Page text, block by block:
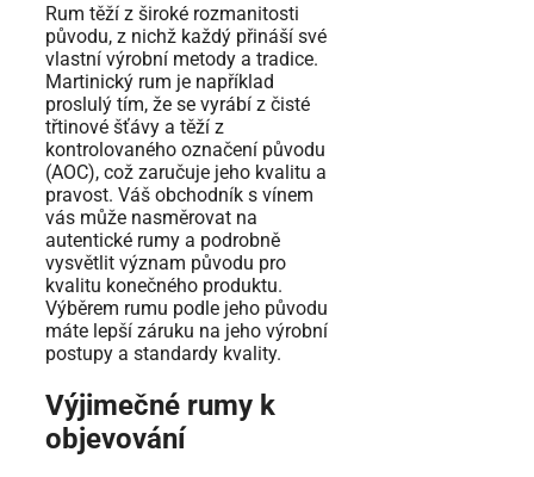
Rum těží z široké rozmanitosti
původu, z nichž každý přináší své
vlastní výrobní metody a tradice.
Martinický rum je například
proslulý tím, že se vyrábí z čisté
třtinové šťávy a těží z
kontrolovaného označení původu
(AOC), což zaručuje jeho kvalitu a
pravost. Váš obchodník s vínem
vás může nasměrovat na
autentické rumy a podrobně
vysvětlit význam původu pro
kvalitu konečného produktu.
Výběrem rumu podle jeho původu
máte lepší záruku na jeho výrobní
postupy a standardy kvality.
Výjimečné rumy k
objevování